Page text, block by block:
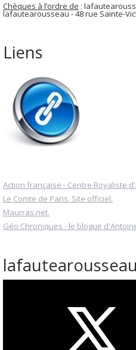
Chèques à l’ordre de :
lafautearousseau - 48 rue Sainte-
Liens
Action française - Centre Royaliste
Le Comte de Paris. Site officiel.
Maurras.net.
Géo Chroniques - le blogue